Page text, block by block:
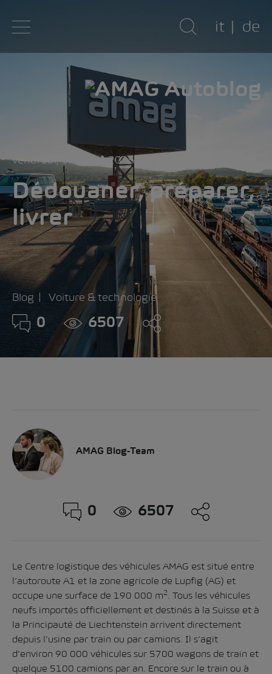
it de
vendredi, 17. juillet 2015
Dédouaner, préparer,
livrer
Blog Voiture & technologie
0 6507
AMAG Blog-Team
0 6507
Le Centre logistique des véhicules AMAG est situé entre
l’autoroute A1 et la zone agricole de Lupfig (AG) et
occupe une surface de 190 000 m2 . Tous les véhicules
neufs importés officiellement et destinés à la Suisse et à
la Principauté de Liechtenstein arrivent directement
depuis l’usine par train ou par camions. Il s’agit
d’environ 90 000 véhicules sur 5700 wagons de train et
quelque 5100 camions par an. Encore sur le train ou à